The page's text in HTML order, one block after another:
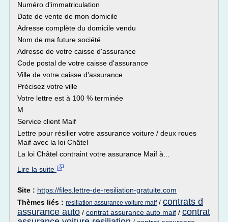
Numéro d'immatriculation
Date de vente de mon domicile
Adresse complète du domicile vendu
Nom de ma future société
Adresse de votre caisse d'assurance
Code postal de votre caisse d'assurance
Ville de votre caisse d'assurance
Précisez votre ville
Votre lettre est à 100 % terminée
M.
Service client Maif
Lettre pour résilier votre assurance voiture / deux roues
Maif avec la loi Châtel
La loi Châtel contraint votre assurance Maif à...
Lire la suite
Site : https://files.lettre-de-resiliation-gratuite.com
Thèmes liés : resiliation assurance voiture maif/ contrats d
assurance auto / contrat assurance auto maif / contrat